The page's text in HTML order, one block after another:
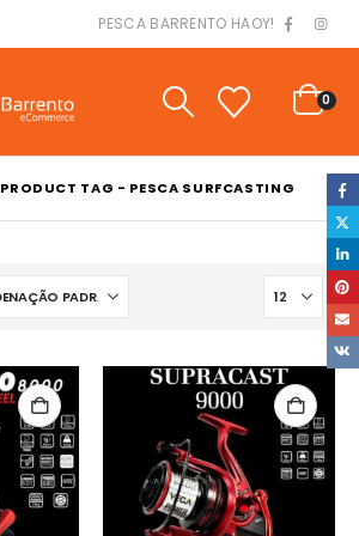
PESCA BARRENTO HAOY!
0
PRODUCT TAG - PESCA SURFCASTING